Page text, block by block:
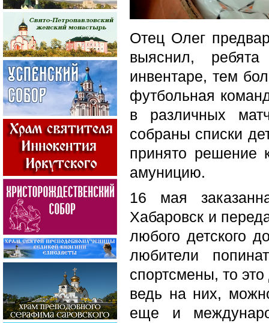
Отец Олег
выяснил,
инвентаре, тем
футбольная
в различных
собраны списки
принято решение
амуницию.
16 мая
Хабаровск и
любого детского
любители
спортсмены, то
ведь на них,
еще и